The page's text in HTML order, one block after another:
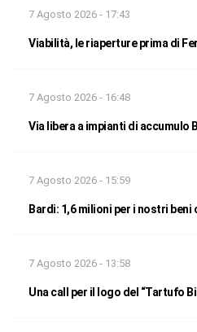
7 Agosto 2026 - 17:43
Viabilità, le riaperture prima di
7 Agosto 2026 - 16:48
Via libera a impianti di accumulo
7 Agosto 2026 - 15:59
Bardi: 1,6 milioni per i nostri beni
7 Agosto 2026 - 13:58
Una call per il logo del “Tartufo